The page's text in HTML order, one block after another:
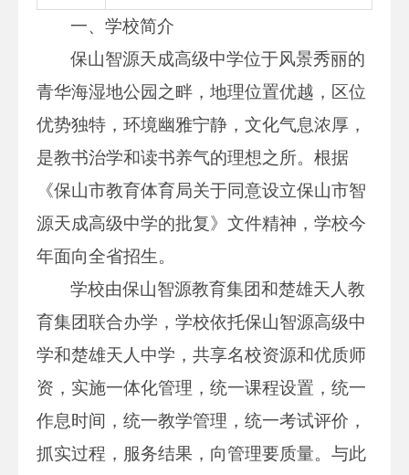
一、学校简介
保山智源天成高级中学位于风景秀丽的
青华海湿地公园之畔，地理位置优越，区位
优势独特，环境幽雅宁静，文化气息浓厚，
是教书治学和读书养气的理想之所。根据
《保山市教育体育局关于同意设立保山市智
源天成高级中学的批复》文件精神，学校今
年面向全省招生。
学校由保山智源教育集团和楚雄天人教
育集团联合办学，学校依托保山智源高级中
学和楚雄天人中学，共享名校资源和优质师
资，实施一体化管理，统一课程设置，统一
作息时间，统一教学管理，统一考试评价，
抓实过程，服务结果，向管理要质量。与此